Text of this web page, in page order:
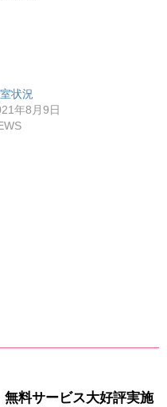
状況
年8月9日
無料サービス大好評実施